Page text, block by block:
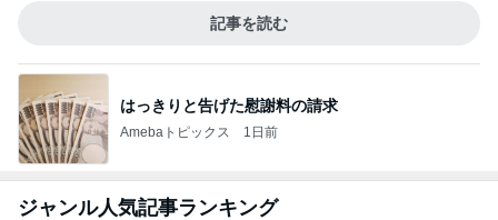
記事を読む
はっきりと告げた慰謝料の請求
Amebaトピックス 1日前
ジャンル人気記事ランキング